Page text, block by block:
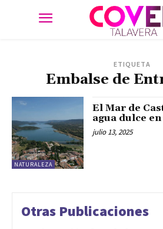
ETIQUETA
Embalse de
NATURALEZA
El Mar de
agua dulce
julio 13, 2025
Otras Publicaciones